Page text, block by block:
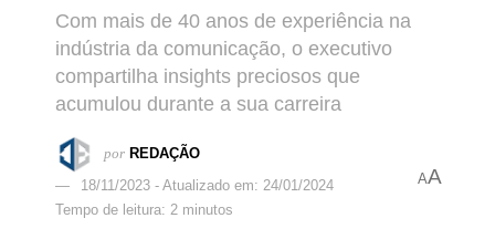
Com mais de 40 anos de experiência na
indústria da comunicação, o executivo
compartilha insights preciosos que
acumulou durante a sua carreira
por REDAÇÃO
18/11/2023 - Atualizado em: 24/01/2024
Tempo de leitura: 2 minutos
AA